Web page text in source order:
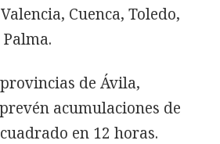
Cuenca, Toledo,
de Ávila,
acumulaciones de
en 12 horas.